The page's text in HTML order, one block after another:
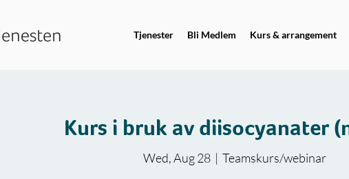
Tjenester Bli Medlem Kurs & arrangement
Kurs i bruk av diisocyanater
Wed, Aug 28
  |
Teamskurs/webinar